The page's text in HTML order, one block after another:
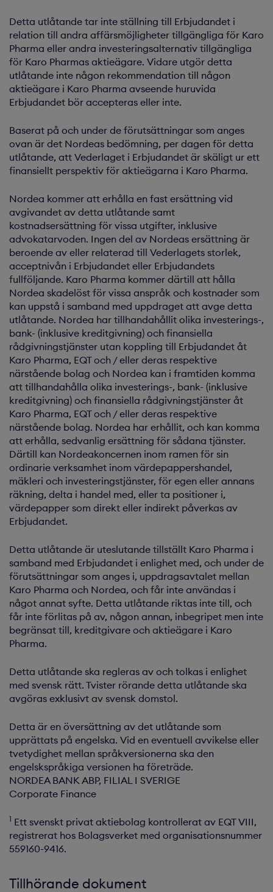
Detta utlåtande tar inte ställning till Erbjudandet i
relation till andra affärsmöjligheter tillgängliga för Karo
Pharma eller andra investeringsalternativ tillgängliga
för Karo Pharmas aktieägare. Vidare utgör detta
utlåtande inte någon rekommendation till någon
aktieägare i Karo Pharma avseende huruvida
Erbjudandet bör accepteras eller inte.
Baserat på och under de förutsättningar som anges
ovan är det Nordeas bedömning, per dagen för detta
utlåtande, att Vederlaget i Erbjudandet är skäligt ur ett
finansiellt perspektiv för aktieägarna i Karo Pharma.
Nordea kommer att erhålla en fast ersättning vid
avgivandet av detta utlåtande samt
kostnadsersättning för vissa utgifter, inklusive
advokatarvoden. Ingen del av Nordeas ersättning är
beroende av eller relaterad till Vederlagets storlek,
acceptnivån i Erbjudandet eller Erbjudandets
fullföljande. Karo Pharma kommer därtill att hålla
Nordea skadelöst för vissa anspråk och kostnader som
kan uppstå i samband med uppdraget att avge detta
utlåtande. Nordea har tillhandahållit olika investerings-,
bank- (inklusive kreditgivning) och finansiella
rådgivningstjänster utan koppling till Erbjudandet åt
Karo Pharma, EQT och / eller deras respektive
närstående bolag och Nordea kan i framtiden komma
att tillhandahålla olika investerings-, bank- (inklusive
kreditgivning) och finansiella rådgivningstjänster åt
Karo Pharma, EQT och / eller deras respektive
närstående bolag. Nordea har erhållit, och kan komma
att erhålla, sedvanlig ersättning för sådana tjänster.
Därtill kan Nordeakoncernen inom ramen för sin
ordinarie verksamhet inom värdepappershandel,
mäkleri och investeringstjänster, för egen eller annans
räkning, delta i handel med, eller ta positioner i,
värdepapper som direkt eller indirekt påverkas av
Erbjudandet.
Detta utlåtande är uteslutande tillställt Karo Pharma i
samband med Erbjudandet i enlighet med, och under de
förutsättningar som anges i, uppdragsavtalet mellan
Karo Pharma och Nordea, och får inte användas i
något annat syfte. Detta utlåtande riktas inte till, och
får inte förlitas på av, någon annan, inbegripet men inte
begränsat till, kreditgivare och aktieägare i Karo
Pharma.
Detta utlåtande ska regleras av och tolkas i enlighet
med svensk rätt. Tvister rörande detta utlåtande ska
avgöras exklusivt av svensk domstol.
Detta är en översättning av det utlåtande som
upprättats på engelska. Vid en eventuell avvikelse eller
tvetydighet mellan språkversionerna ska den
engelskspråkiga versionen ha företräde.
NORDEA BANK ABP, FILIAL I SVERIGE
Corporate Finance
1 Ett svenskt privat aktiebolag kontrollerat av EQT VIII,
registrerat hos Bolagsverket med organisationsnummer
559160-9416.
Tillhörande dokument